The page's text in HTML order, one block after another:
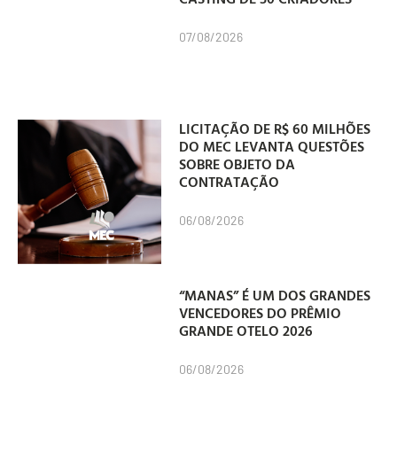
07/08/2026
LICITAÇÃO DE R$ 60 MILHÕES
DO MEC LEVANTA QUESTÕES
SOBRE OBJETO DA
CONTRATAÇÃO
06/08/2026
“MANAS” É UM DOS GRANDES
VENCEDORES DO PRÊMIO
GRANDE OTELO 2026
06/08/2026